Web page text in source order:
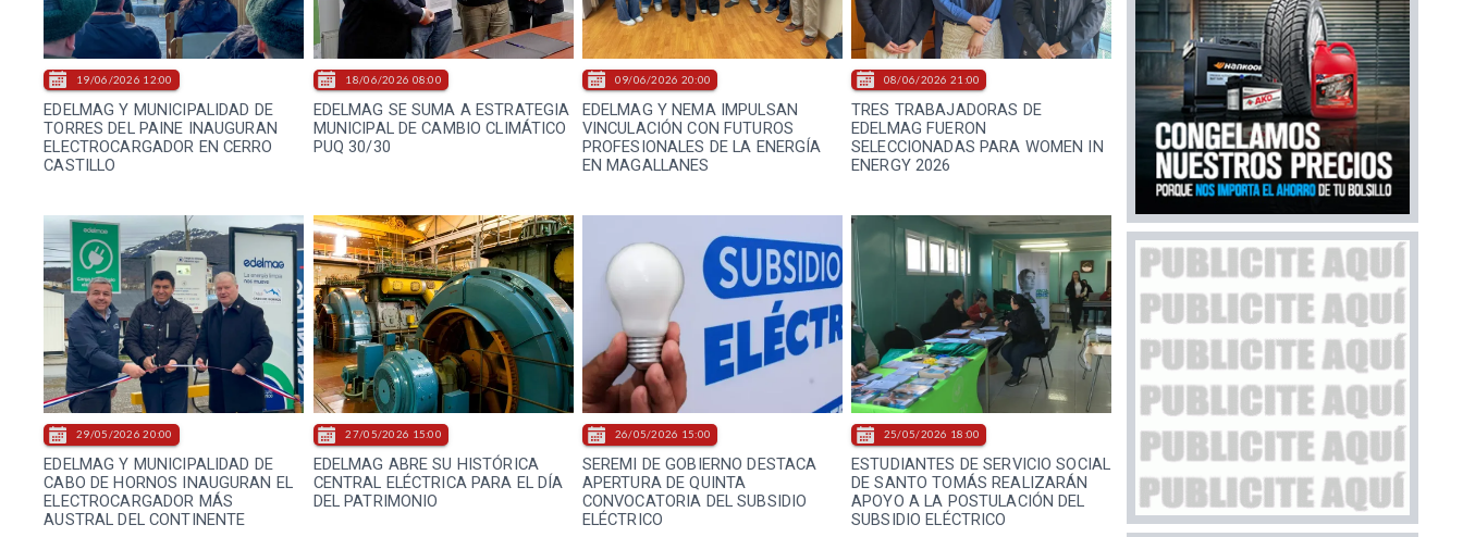
EDELMAG Y MUNICIPALIDAD DE
TORRES DEL PAINE INAUGURAN
ELECTROCARGADOR EN CERRO
CASTILLO
19/06/2026 12:00
EDELMAG SE SUMA A ESTRATEGIA
MUNICIPAL DE CAMBIO CLIMÁTICO
PUQ 30/30
18/06/2026 08:00
EDELMAG Y NEMA IMPULSAN
VINCULACIÓN CON FUTUROS
PROFESIONALES DE LA ENERGÍA
EN MAGALLANES
09/06/2026 20:00
TRES TRABAJADORAS DE
EDELMAG FUERON
SELECCIONADAS PARA WOMEN IN
ENERGY 2026
08/06/2026 21:00
EDELMAG Y MUNICIPALIDAD DE
CABO DE HORNOS INAUGURAN EL
ELECTROCARGADOR MÁS
AUSTRAL DEL CONTINENTE
29/05/2026 20:00
EDELMAG ABRE SU HISTÓRICA
CENTRAL ELÉCTRICA PARA EL DÍA
DEL PATRIMONIO
27/05/2026 15:00
SEREMI DE GOBIERNO DESTACA
APERTURA DE QUINTA
CONVOCATORIA DEL SUBSIDIO
ELÉCTRICO
26/05/2026 15:00
ESTUDIANTES DE SERVICIO SOCIAL
DE SANTO TOMÁS REALIZARÁN
APOYO A LA POSTULACIÓN DEL
SUBSIDIO ELÉCTRICO
25/05/2026 18:00